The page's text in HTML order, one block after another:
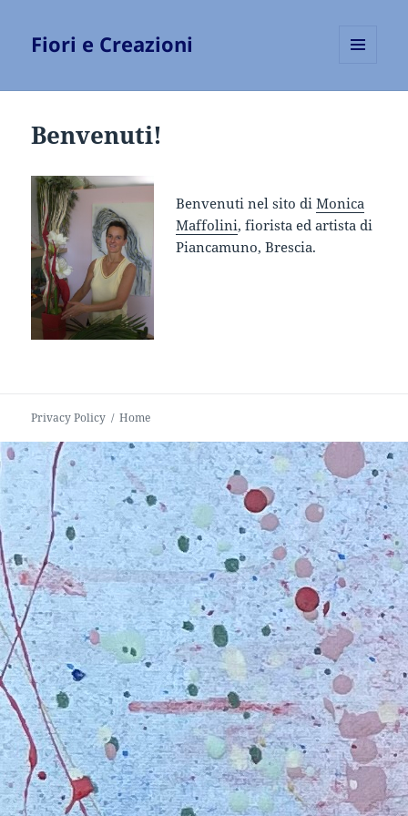
Fiori e Creazioni
Benvenuti!
Benvenuti nel sito diMonica
Maffolini, fiorista ed artista di
Piancamuno, Brescia.
Privacy Policy Home